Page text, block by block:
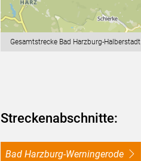
Gesamtstrecke Bad Harzburg-Halberstadt
Streckenabschnitte:
Bad Harzburg-Werningerode